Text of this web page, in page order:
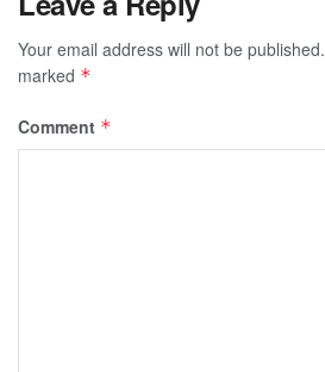
Your email address will not be published.
marked *
Comment *